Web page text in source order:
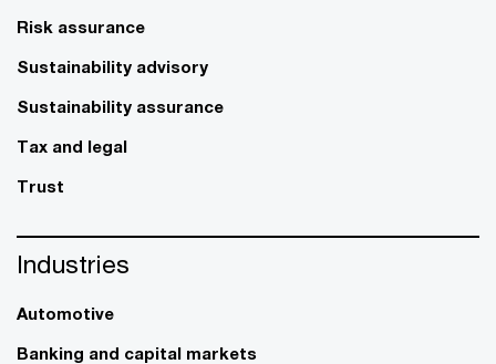
Risk assurance
Sustainability advisory
Sustainability assurance
Tax and legal
Trust
Industries
Automotive
Banking and capital markets